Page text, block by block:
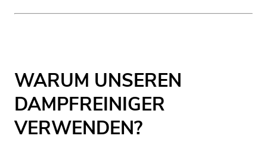
WARUM UNSEREN
DAMPFREINIGER
VERWENDEN?